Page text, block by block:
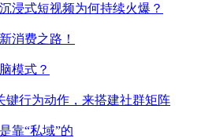
浸式短视频为何持续火爆？
消费之路！
模式？
键行为动作，来搭建社群矩阵
靠“私域”的